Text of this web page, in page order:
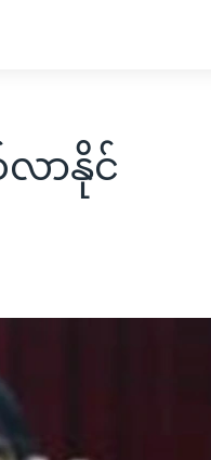
လာနိုင်